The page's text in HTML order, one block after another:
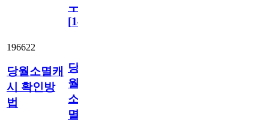
ㅜ
[14
196622
당월소멸캐
시 확인방
법
당
월
소
멸